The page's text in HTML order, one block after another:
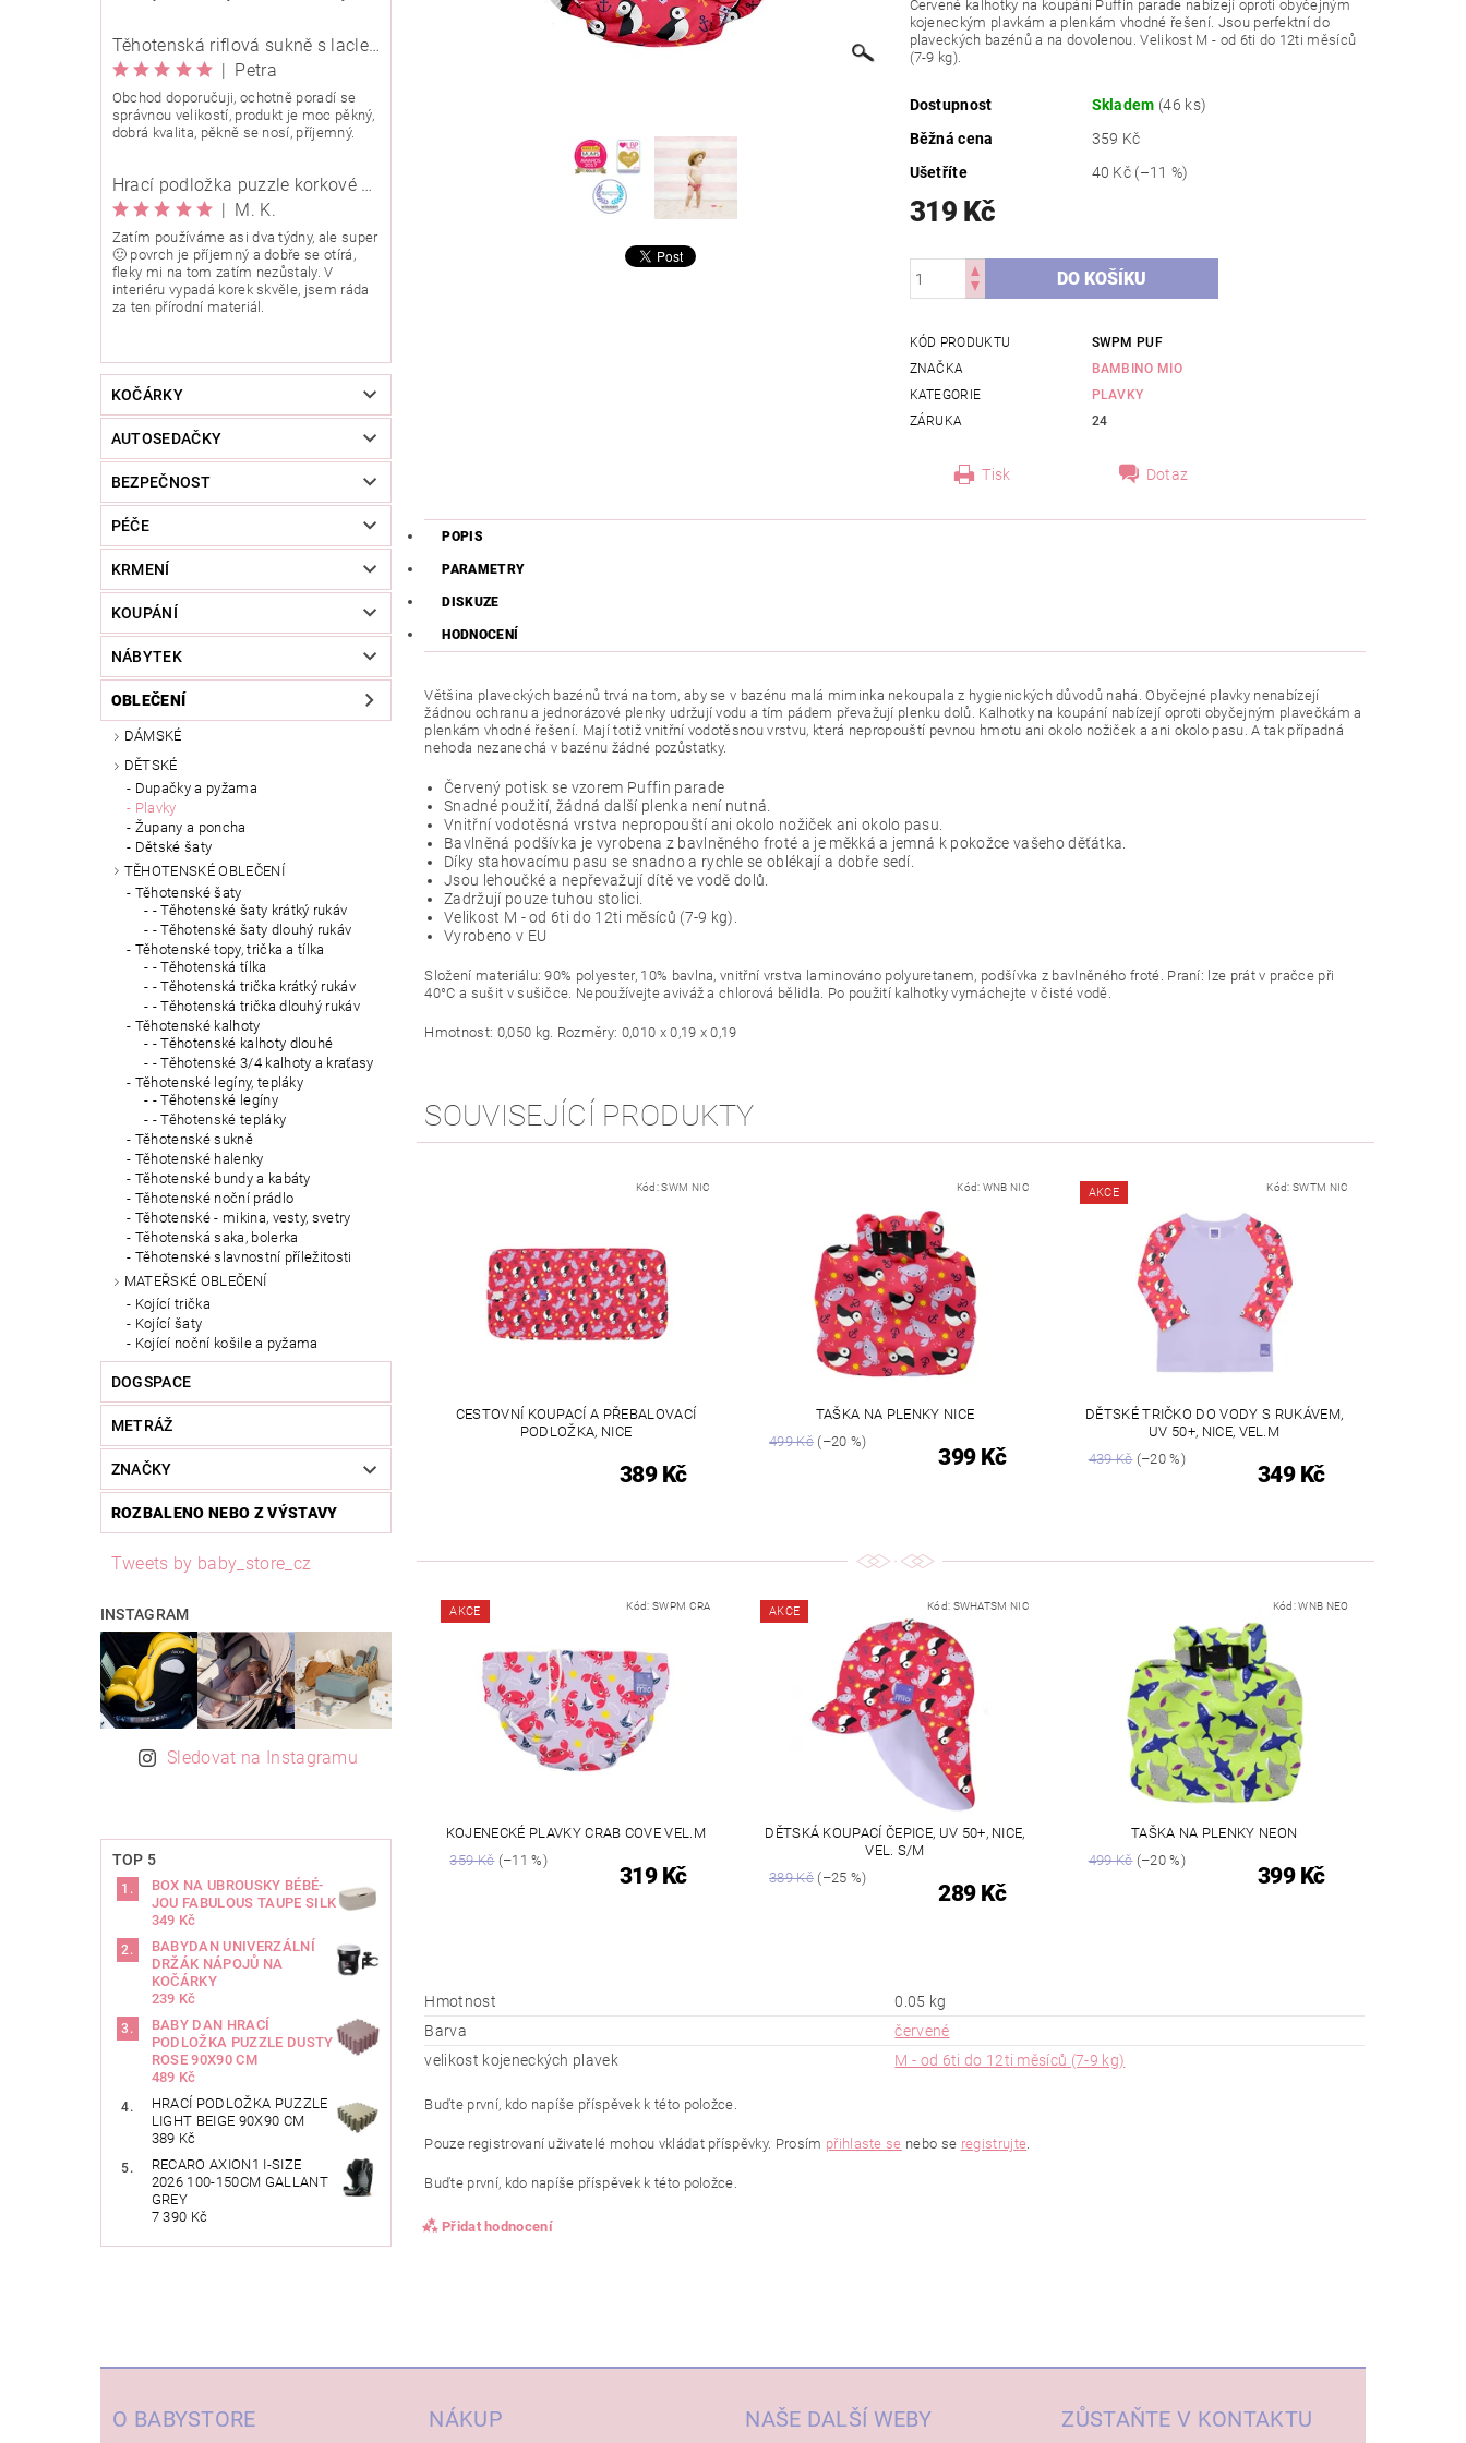
Těhotenská riflová sukně s laclem Rialto Wingles 01753
| Petra
Obchod doporučuji, ochotně poradí se
správnou velikostí, produkt je moc pěkný,
dobrá kvalita, pěkně se nosí, příjemný.
Hrací podložka puzzle korkové 90x90 cm
| M. K.
Zatím používáme asi dva týdny, ale super
🙂 povrch je příjemný a dobře se otírá,
fleky mi na tom zatím nezůstaly. V
interiéru vypadá korek skvěle, jsem ráda
za ten přírodní materiál.
KOČÁRKY
AUTOSEDAČKY
BEZPEČNOST
PÉČE
KRMENÍ
KOUPÁNÍ
NÁBYTEK
OBLEČENÍ
DÁMSKÉ
DĚTSKÉ
Dupačky a pyžama
Plavky
Župany a poncha
Dětské šaty
TĚHOTENSKÉ OBLEČENÍ
Těhotenské šaty
- Těhotenské šaty krátký rukáv
- Těhotenské šaty dlouhý rukáv
Těhotenské topy, trička a tílka
- Těhotenská tílka
- Těhotenská trička krátký rukáv
- Těhotenská trička dlouhý rukáv
Těhotenské kalhoty
- Těhotenské kalhoty dlouhé
- Těhotenské 3/4 kalhoty a kraťasy
Těhotenské legíny, tepláky
- Těhotenské legíny
- Těhotenské tepláky
Těhotenské sukně
Těhotenské halenky
Těhotenské bundy a kabáty
Těhotenské noční prádlo
Těhotenské - mikina, vesty, svetry
Těhotenská saka, bolerka
Těhotenské slavnostní příležitosti
MATEŘSKÉ OBLEČENÍ
Kojící trička
Kojící šaty
Kojící noční košile a pyžama
DOGSPACE
METRÁŽ
ZNAČKY
ROZBALENO NEBO Z VÝSTAVY
Tweets by baby_store_cz
INSTAGRAM
Sledovat na Instagramu
TOP 5
BOX NA UBROUSKY BÉBÉ-
JOU FABULOUS TAUPE SILK
349 Kč
BABYDAN UNIVERZÁLNÍ
DRŽÁK NÁPOJŮ NA
KOČÁRKY
239 Kč
BABY DAN HRACÍ
PODLOŽKA PUZZLE DUSTY
ROSE 90X90 CM
489 Kč
HRACÍ PODLOŽKA PUZZLE
LIGHT BEIGE 90X90 CM
389 Kč
RECARO AXION1 I-SIZE
2026 100-150CM GALLANT
GREY
7 390 Kč
Červené kalhotky na koupání Puffin parade nabízejí oproti obyčejným
kojeneckým plavkám a plenkám vhodné řešení. Jsou perfektní do
plaveckých bazénů a na dovolenou. Velikost M - od 6ti do 12ti měsíců
(7-9 kg).
Dostupnost Skladem (46 ks)
Běžná cena
359 Kč
Ušetříte
40 Kč (–11 %)
319 Kč
KÓD PRODUKTU
SWPM PUF
ZNAČKA
BAMBINO MIO
KATEGORIE
PLAVKY
ZÁRUKA
24
Tisk Dotaz
POPIS
PARAMETRY
DISKUZE
HODNOCENÍ
Většina plaveckých bazénů trvá na tom, aby se v bazénu malá miminka nekoupala z hygienických důvodů nahá. Obyčejné plavky nenabízejí
žádnou ochranu a jednorázové plenky udržují vodu a tím pádem převažují plenku dolů. Kalhotky na koupání nabízejí oproti obyčejným plavečkám a
plenkám vhodné řešení. Mají totiž vnitřní vodotěsnou vrstvu, která nepropouští pevnou hmotu ani okolo nožiček a ani okolo pasu. A tak případná
nehoda nezanechá v bazénu žádné pozůstatky.
Červený potisk se vzorem Puffin parade
Snadné použití, žádná další plenka není nutná.
Vnitřní vodotěsná vrstva nepropouští ani okolo nožiček ani okolo pasu.
Bavlněná podšívka je vyrobena z bavlněného froté a je měkká a jemná k pokožce vašeho děťátka.
Díky stahovacímu pasu se snadno a rychle se oblékají a dobře sedí.
Jsou lehoučké a nepřevažují dítě ve vodě dolů.
Zadržují pouze tuhou stolici.
Velikost M - od 6ti do 12ti měsíců (7-9 kg).
Vyrobeno v EU
Složení materiálu: 90% polyester, 10% bavlna, vnitřní vrstva laminováno polyuretanem, podšívka z bavlněného froté. Praní: lze prát v pračce při
40°C a sušit v sušičce. Nepoužívejte aviváž a chlorová bělidla. Po použití kalhotky vymáchejte v čisté vodě.
Hmotnost: 0,050 kg. Rozměry: 0,010 x 0,19 x 0,19
SOUVISEJÍCÍ PRODUKTY
Kód:SWM NIC
CESTOVNÍ KOUPACÍ A PŘEBALOVACÍ
PODLOŽKA, NICE
389 Kč
Kód: WNB NIC
TAŠKA NA PLENKY NICE
499 Kč(–20 %)
399 Kč
AKCE Kód:SWTM NIC
DĚTSKÉ TRIČKO DO VODY S RUKÁVEM,
UV 50+, NICE, VEL.M
439 Kč(–20 %)
349 Kč
AKCE Kód: SWPM CRA
KOJENECKÉ PLAVKY CRAB COVE VEL.M
359 Kč(–11 %)
319 Kč
AKCE Kód: SWHATSM NIC
DĚTSKÁ KOUPACÍ ČEPICE, UV 50+, NICE,
VEL. S/M
389 Kč(–25 %)
289 Kč
Kód:WNB NEO
TAŠKA NA PLENKY NEON
499 Kč(–20 %)
399 Kč
Hmotnost
0.05 kg
Barva
červené
velikost kojeneckých plavek
M - od 6ti do 12ti měsíců (7-9 kg)
Buďte první, kdo napíše příspěvek k této položce.
Pouze registrovaní uživatelé mohou vkládat příspěvky. Prosím přihlaste se nebo se registrujte
Buďte první, kdo napíše příspěvek k této položce.
Přidat hodnocení
O BABYSTORE NÁKUP NAŠE DALŠÍ WEBY ZŮSTAŇTE V KONTAKTU